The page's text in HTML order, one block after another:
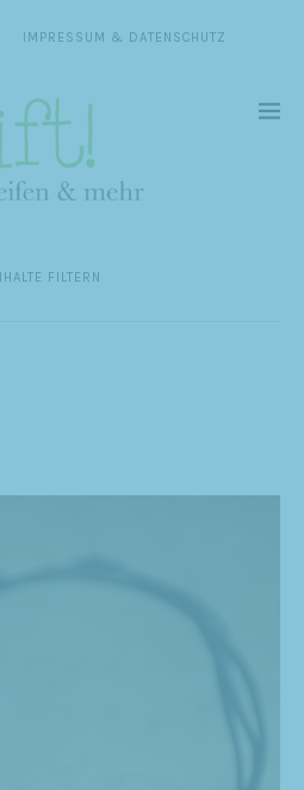
IMPRESSUM & DATENSCHUTZ
FILTERN